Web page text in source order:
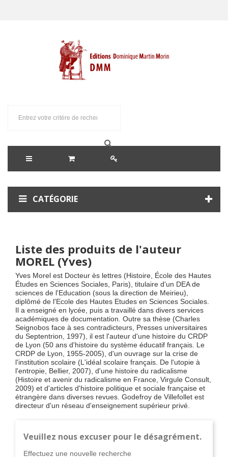
CATÉGORIE
Liste des produits de l'auteur
MOREL (Yves)
Yves Morel est Docteur ès lettres (Histoire, École des Hautes
Études en Sciences Sociales, Paris), titulaire d'un DEA de
sciences de l'Education (sous la direction de Meirieu),
diplômé de l'Ecole des Hautes Etudes en Sciences Sociales.
Il a enseigné en lycée, puis a travaillé dans divers services
académiques de documentation. Outre sa thèse (Charles
Seignobos face à ses contradicteurs, Presses universitaires
du Septentrion, 1997), il est l'auteur d'une histoire du CRDP
de Lyon (50 ans d'histoire du système éducatif français. Le
CRDP de Lyon, 1955-2005), d'un ouvrage sur la crise de
l'institution scolaire (L'idéal scolaire français. De l'utopie à
l'entropie, Bellier, 2007), d'une histoire du radicalisme
(Histoire et avenir du radicalisme en France, Virgule Consult,
2009) et d'articles d'histoire politique et sociale française et
étrangère dans diverses revues. Godefroy de Villefollet est
directeur d'un réseau d'enseignement supérieur privé.
Veuillez nous excuser pour le désagrément.
Effectuez une nouvelle recherche